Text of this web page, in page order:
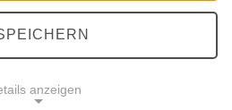
anzeigen